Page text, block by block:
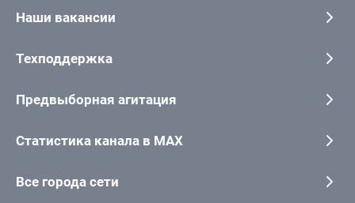
Наши вакансии
Техподдержка
Предвыборная агитация
Статистика канала в MAX
Все города сети